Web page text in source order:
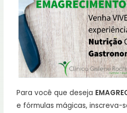
Para você que deseja
e fórmulas mágicas, inscreva-